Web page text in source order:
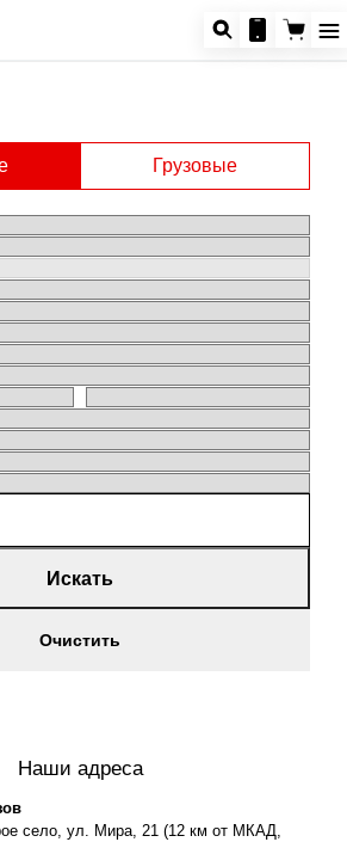
Грузовые
Искать
Очистить
Наши адреса
село, ул. Мира, 21 (12 км от МКАД,